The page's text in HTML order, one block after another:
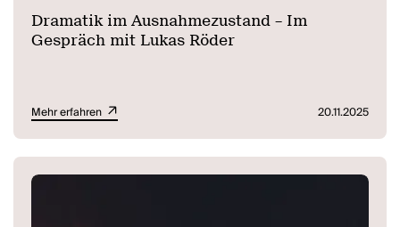
Dramatik im Ausnahmezustand – Im
Gespräch mit Lukas Röder
Mehr erfahren 20.11.2025